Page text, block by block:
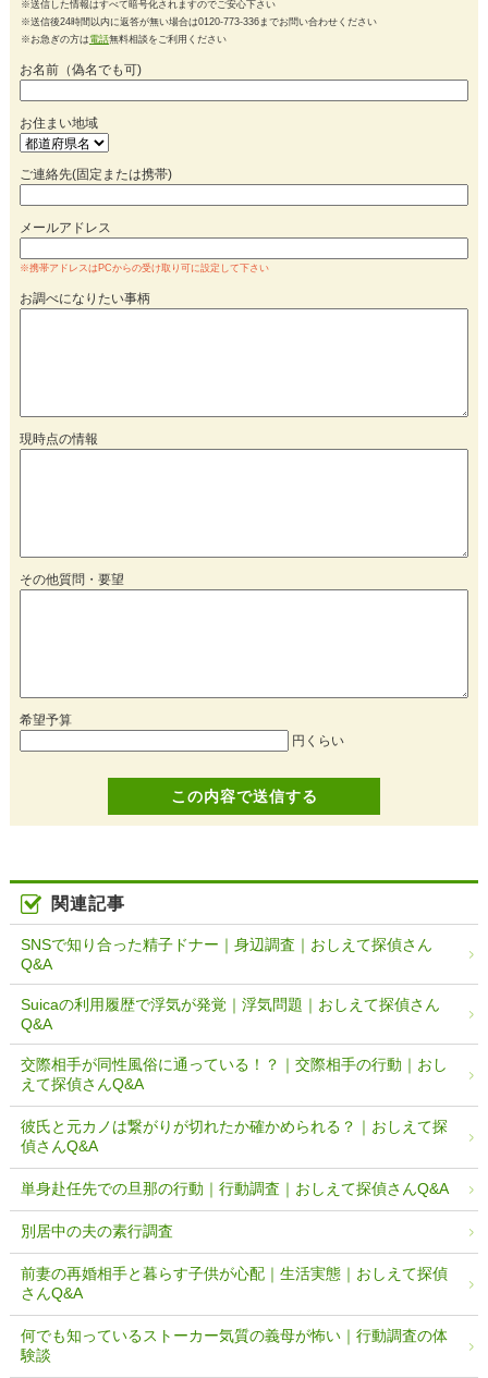
※送信した情報はすべて暗号化されますのでご安心下さい
※送信後24時間以内に返答が無い場合は0120-773-336までお問い合わせください
※お急ぎの方は 電話無料相談をご利用ください
お名前（偽名でも可)
お住まい地域
ご連絡先(固定または携帯)
メールアドレス
※携帯アドレスはPCからの受け取り可に設定して下さい
お調べになりたい事柄
現時点の情報
その他質問・要望
希望予算
円くらい
関連記事
SNSで知り合った精子ドナー｜身辺調査｜おしえて探偵さん
Q&A
Suicaの利用履歴で浮気が発覚｜浮気問題｜おしえて探偵さん
Q&A
交際相手が同性風俗に通っている！？｜交際相手の行動｜おし
えて探偵さんQ&A
彼氏と元カノは繋がりが切れたか確かめられる？｜おしえて探
偵さんQ&A
単身赴任先での旦那の行動｜行動調査｜おしえて探偵さんQ&A
別居中の夫の素行調査
前妻の再婚相手と暮らす子供が心配｜生活実態｜おしえて探偵
さんQ&A
何でも知っているストーカー気質の義母が怖い｜行動調査の体
験談